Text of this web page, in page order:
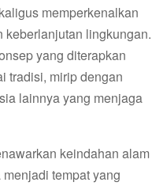
memperkenalkan
keberlanjutan lingkungan.
yang diterapkan
tradisi, mirip dengan
lainnya yang menjaga
keindahan alam
tempat yang